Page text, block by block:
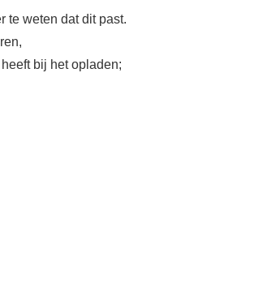
te weten dat dit past.
bij het opladen;